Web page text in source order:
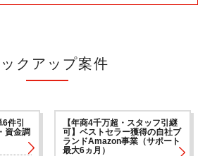
クアップ案件
件引
資金調
【年商4千万超・スタッフ引継
可】ベストセラー獲得の自社ブ
ランドAmazon事業（サポート
最大6ヵ月）